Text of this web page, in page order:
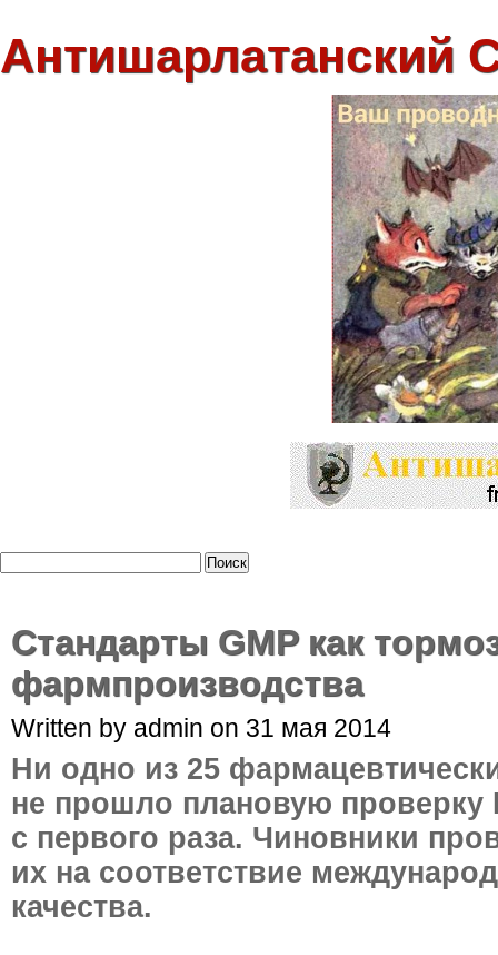
Антишарлатанский
Cтандарты GMP как
фармпроизводства
Written by admin on 31 мая 2014
Ни одно из 25
не прошло плановую проверку
с первого раза. Чиновники
их на соответствие
качества.